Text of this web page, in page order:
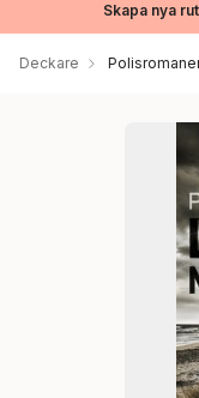
Skapa nya
Deckare